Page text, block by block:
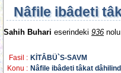
Nâfile ibâdeti
Sahih Buhari eserindeki 936
Fasil : KİTÂBÜ`S-SAVM
Konu : Nâfile ibâdeti tâkat